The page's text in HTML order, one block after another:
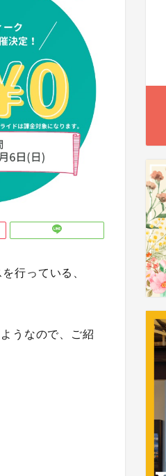
行っている、
うなので、ご紹